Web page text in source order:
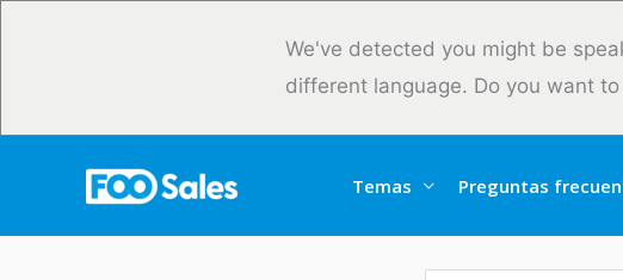
We've detected you might be
different language. Do you want
Temas Preguntas